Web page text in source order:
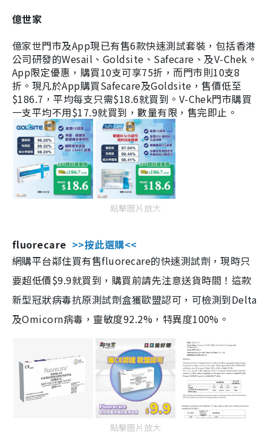
億世家
億家世門市及App現已有售6款快速測試套裝，包括香港
公司研發的Wesail、Goldsite、Safecare、及V-Chek。
App限定優惠，購買10支可享75折，而門市則10支8
折。現凡於App購買Safecare及Goldsite，售價低至
$186.7，平均每支只需$18.6就買到。V-Chek門市購買
一支平均不用$17.9就買到，數量有限，售完即止。
點擊圖片放大
fluorecare >>按此選購<<
網購平台鄰住買有售fluorecare的快速測試劑，現時只
要超低價$9.9就買到，購買前請先注意送貨時間！這款
新型冠狀病毒抗原測試劑盒獲歐盟認可，可檢測到Delta
及Omicorn病毒，靈敏度92.2%，特異度100%。
點擊圖片放大